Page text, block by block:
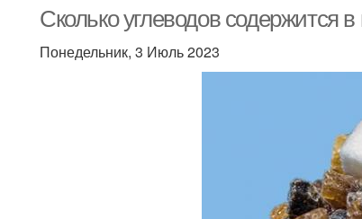
Сколько углеводов содержится
Понедельник, 3 Июль 2023